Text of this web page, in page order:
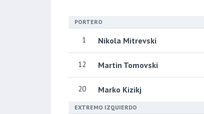
PORTERO
1 Nikola Mitrevski
12 Martin Tomovski
20 Marko Kizikj
EXTREMO IZQUIERDO